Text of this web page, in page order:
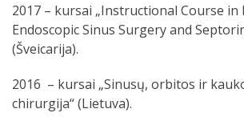
2017 – kursai „Instructional Course in
Endoscopic Sinus Surgery and
(Šveicarija).
2016 – kursai „Sinusų, orbitos ir
chirurgija“ (Lietuva).